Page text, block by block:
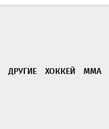
ДРУГИЕ ХОККЕЙ
ММА